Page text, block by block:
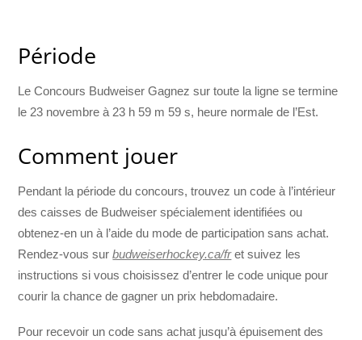
Période
Le Concours Budweiser Gagnez sur toute la ligne se termine
le 23 novembre à 23 h 59 m 59 s, heure normale de l’Est.
Comment jouer
Pendant la période du concours, trouvez un code à l’intérieur
des caisses de Budweiser spécialement identifiées ou
obtenez-en un à l’aide du mode de participation sans achat.
Rendez-vous surbudweiserhockey.ca/fret suivez les
instructions si vous choisissez d’entrer le code unique pour
courir la chance de gagner un prix hebdomadaire.
Pour recevoir un code sans achat jusqu’à épuisement des